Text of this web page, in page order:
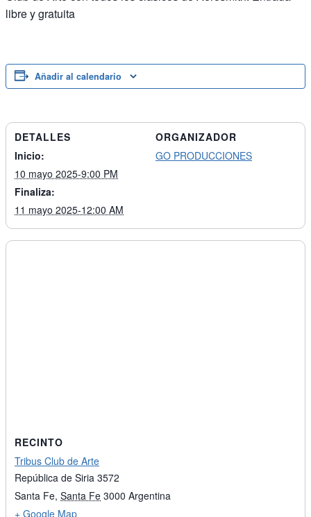
libre y gratuita
Añadir al calendario
DETALLES
Inicio:
10 mayo 2025-9:00 PM
Finaliza:
11 mayo 2025-12:00 AM
ORGANIZADOR
GO PRODUCCIONES
RECINTO
Tribus Club de Arte
República de Siria 3572
Santa Fe, Santa Fe 3000 Argentina
+ Google Map